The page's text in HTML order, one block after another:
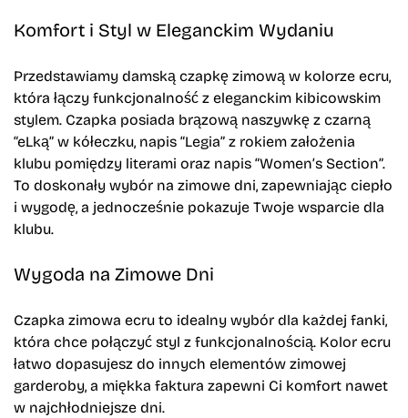
Komfort i Styl w Eleganckim Wydaniu
Przedstawiamy damską czapkę zimową w kolorze ecru,
która łączy funkcjonalność z eleganckim kibicowskim
stylem. Czapka posiada brązową naszywkę z czarną
“eLką” w kółeczku, napis “Legia” z rokiem założenia
klubu pomiędzy literami oraz napis “Women’s Section”.
To doskonały wybór na zimowe dni, zapewniając ciepło
i wygodę, a jednocześnie pokazuje Twoje wsparcie dla
klubu.
Wygoda na Zimowe Dni
Czapka zimowa ecru to idealny wybór dla każdej fanki,
która chce połączyć styl z funkcjonalnością. Kolor ecru
łatwo dopasujesz do innych elementów zimowej
garderoby, a miękka faktura zapewni Ci komfort nawet
w najchłodniejsze dni.